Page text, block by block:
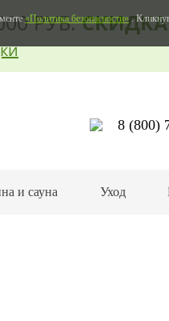
РУБ.СКИДКА
8 (800)
и сауна Уход
«Политика безопасности».